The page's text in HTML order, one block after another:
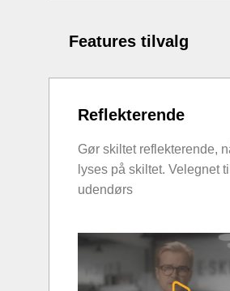
Features tilvalg
Reflekterende
Gør skiltet reflekterende,
lyses på skiltet. Velegnet
udendørs